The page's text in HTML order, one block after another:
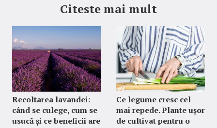
Citeste mai mult
Recoltarea lavandei:
când se culege, cum se
usucă și ce beneficii are
Ce legume cresc cel
mai repede. Plante ușor
de cultivat pentru o